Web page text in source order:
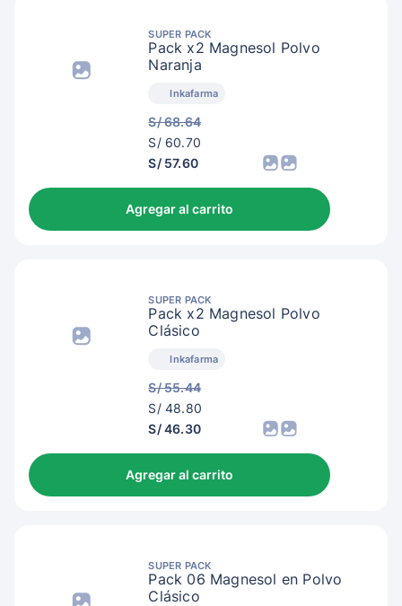
SUPER PACK
Pack x2 Magnesol Polvo
Naranja
Inkafarma
S/ 68.64
S/
63.70
S/ 60.70
S/ 57.60
Agregar al carrito
SUPER PACK
Pack x2 Magnesol Polvo
Clásico
Inkafarma
S/ 55.44
S/
51.80
S/ 48.80
S/ 46.30
Agregar al carrito
SUPER PACK
Pack 06 Magnesol en Polvo
Clásico